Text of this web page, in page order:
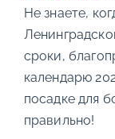
Не знаете,
сроки,
календарю
посадке для
правильно!